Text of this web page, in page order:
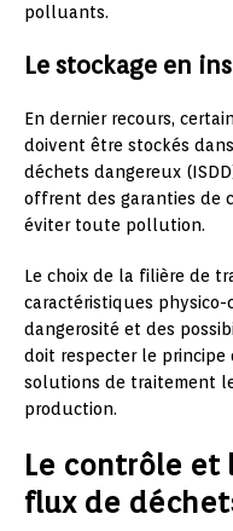
polluants.
Le stockage en
En dernier recours,
doivent être stockés
déchets dangereux
offrent des garanties de
éviter toute pollution.
Le choix de la filière de
caractéristiques
dangerosité et des
doit respecter le principe
solutions de traitement
production.
Le contrôle et
flux de